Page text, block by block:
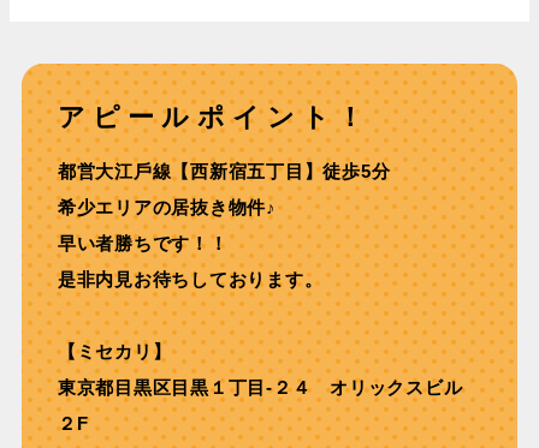
アピールポイント！
都営⼤江⼾線【⻄新宿五丁⽬】徒歩5分
希少エリアの居抜き物件♪
早い者勝ちです！！
是非内見お待ちしております。
【ミセカリ】
東京都目黒区目黒１丁目-２４ オリックスビル
２F